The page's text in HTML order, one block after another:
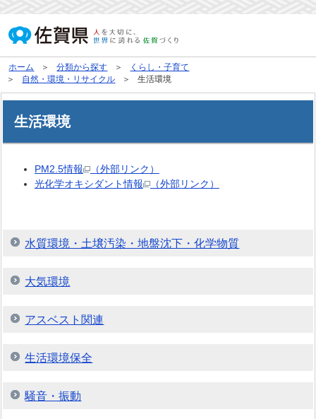
ホーム 分類から探す
くらし・子育て
自然・環境・リサイクル
生活環境
生活環境
PM2.5情報
（外部リンク）
光化学オキシダント情報
（外部リンク）
水質環境・土壌汚染・地盤沈下・化学物質
大気環境
アスベスト関連
生活環境保全
騒音・振動